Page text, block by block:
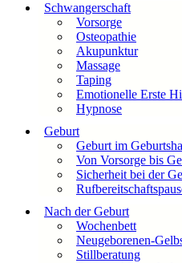
Schwangerschaft
Vorsorge
Osteopathie
Akupunktur
Massage
Taping
Emotionelle Erste
Hypnose
Geburt
Geburt im
Von Vorsorge bis
Sicherheit bei der
Nach der Geburt
Wochenbett
Neugeborenen-
Stillberatung